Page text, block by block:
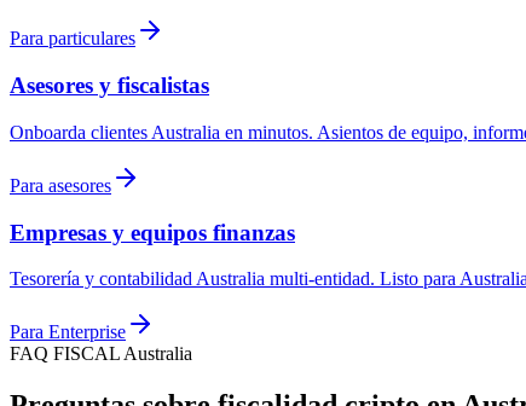
Para particulares
Asesores y fiscalistas
Onboarda clientes Australia en minutos. Asientos de equipo,
Para asesores
Empresas y equipos finanzas
Tesorería y contabilidad Australia multi-entidad. Listo para
Para Enterprise
FAQ FISCAL Australia